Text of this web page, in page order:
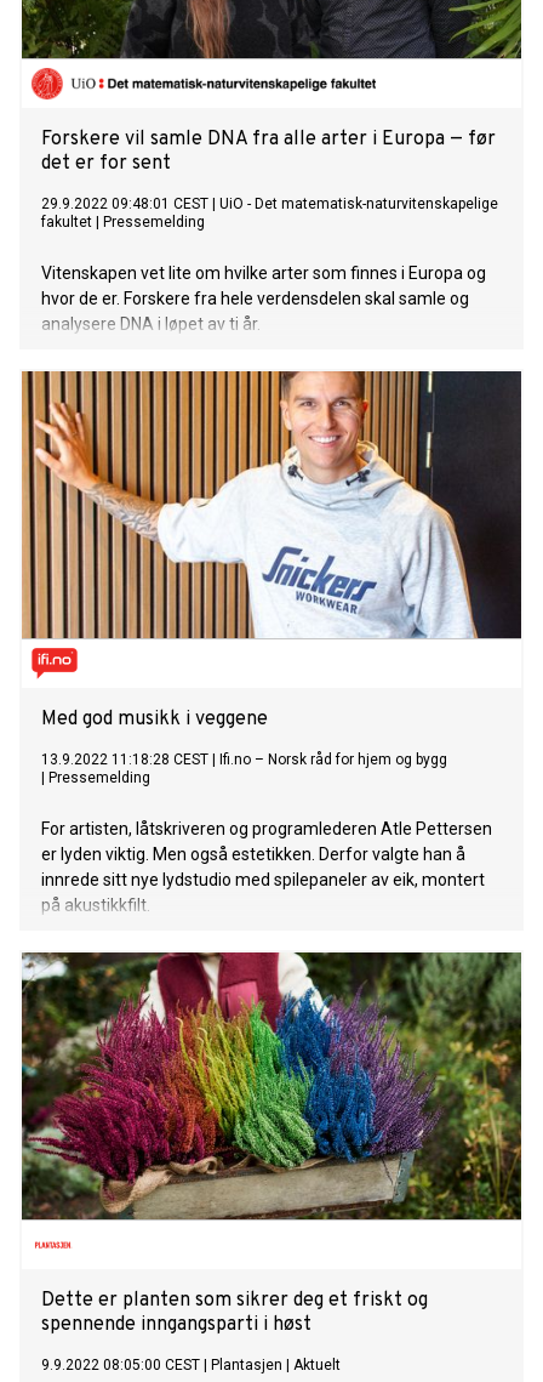
Forskere vil samle DNA fra alle arter i Europa — før
det er for sent
29.9.2022 09:48:01 CEST
UiO - Det matematisk-naturvitenskapelige
fakultet
Pressemelding
Vitenskapen vet lite om hvilke arter som finnes i Europa og
hvor de er. Forskere fra hele verdensdelen skal samle og
analysere DNA i løpet av ti år.
Med god musikk i veggene
13.9.2022 11:18:28 CEST
Ifi.no – Norsk råd for hjem og bygg
Pressemelding
For artisten, låtskriveren og programlederen Atle Pettersen
er lyden viktig. Men også estetikken. Derfor valgte han å
innrede sitt nye lydstudio med spilepaneler av eik, montert
på akustikkfilt.
Dette er planten som sikrer deg et friskt og
spennende inngangsparti i høst
9.9.2022 08:05:00 CEST Plantasjen Aktuelt